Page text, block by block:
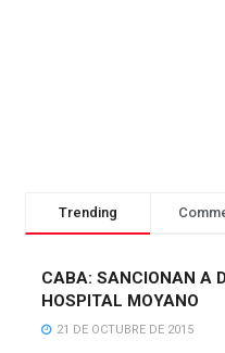
Trending
CABA: SANCIONAN A
HOSPITAL MOYANO
21 DE OCTUBRE DE 2015